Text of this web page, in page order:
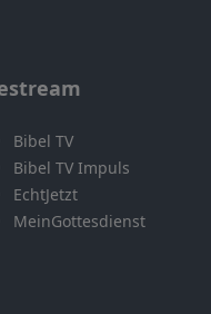
Bibel TV
Bibel TV Impuls
EchtJetzt
MeinGottesdienst